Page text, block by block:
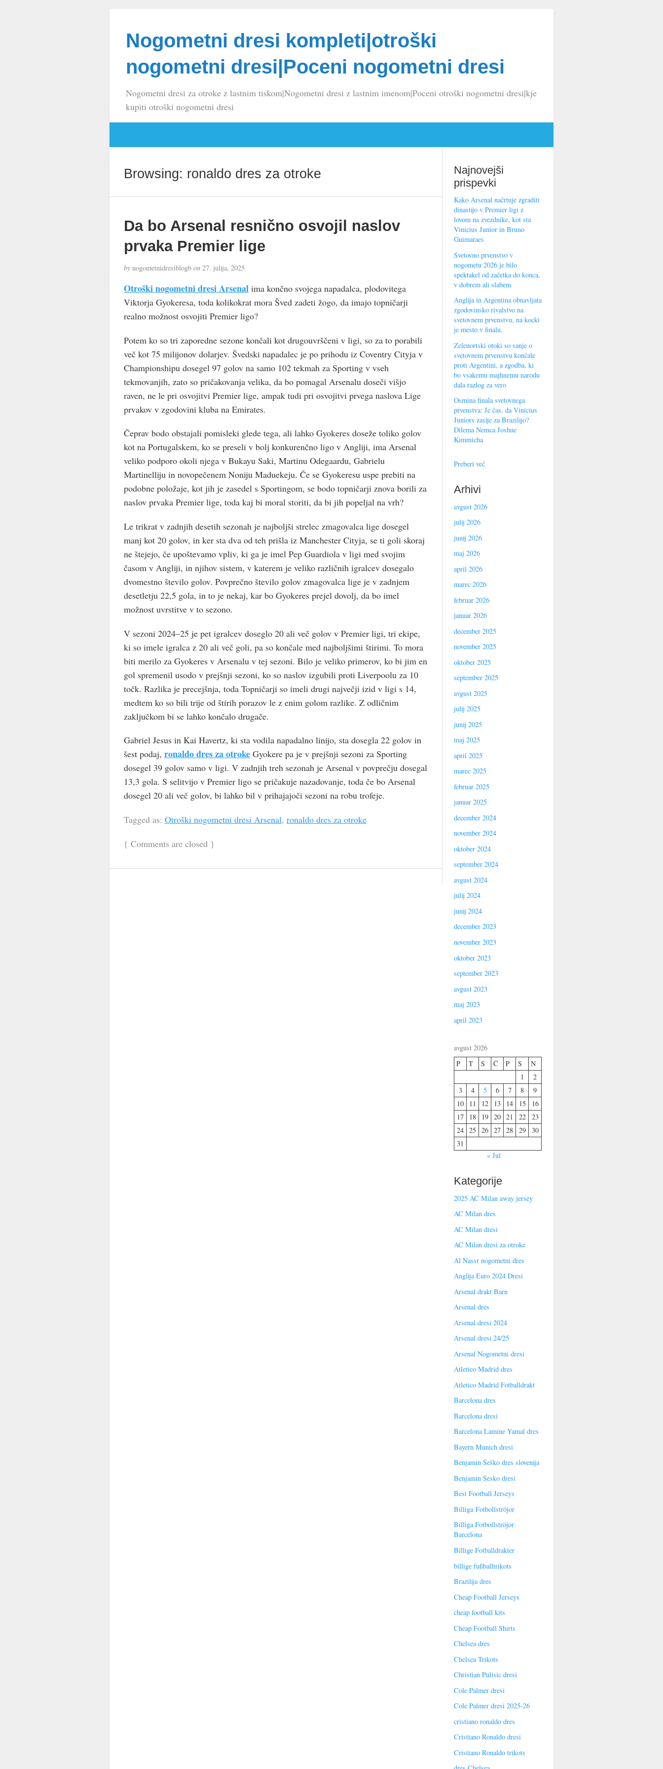
Nogometni dresi kompleti|otroški
nogometni dresi|Poceni nogometni dresi
Nogometni dresi za otroke z lastnim tiskom|Nogometni dresi z lastnim imenom|Poceni otroški nogometni dresi|kje
kupiti otroški nogometni dresi
Browsing: ronaldo dres za otroke
Da bo Arsenal resnično osvojil naslov
prvaka Premier lige
bynogometnidresiblogb on27. julija, 2025
Otroški nogometni dresi Arsenalima končno svojega napadalca, plodovitega
Viktorja Gyokeresa, toda kolikokrat mora Šved zadeti žogo, da imajo topničarji
realno možnost osvojiti Premier ligo?
Potem ko so tri zaporedne sezone končali kot drugouvrščeni v ligi, so za to porabili
več kot 75 milijonov dolarjev. Švedski napadalec je po prihodu iz Coventry Cityja v
Championshipu dosegel 97 golov na samo 102 tekmah za Sporting v vseh
tekmovanjih, zato so pričakovanja velika, da bo pomagal Arsenalu doseči višjo
raven, ne le pri osvojitvi Premier lige, ampak tudi pri osvojitvi prvega naslova Lige
prvakov v zgodovini kluba na Emirates.
Čeprav bodo obstajali pomisleki glede tega, ali lahko Gyokeres doseže toliko golov
kot na Portugalskem, ko se preseli v bolj konkurenčno ligo v Angliji, ima Arsenal
veliko podporo okoli njega v Bukayu Saki, Martinu Odegaardu, Gabrielu
Martinelliju in novopečenem Noniju Maduekeju. Če se Gyokeresu uspe prebiti na
podobne položaje, kot jih je zasedel s Sportingom, se bodo topničarji znova borili za
naslov prvaka Premier lige, toda kaj bi moral storiti, da bi jih popeljal na vrh?
Le trikrat v zadnjih desetih sezonah je najboljši strelec zmagovalca lige dosegel
manj kot 20 golov, in ker sta dva od teh prišla iz Manchester Cityja, se ti goli skoraj
ne štejejo, če upoštevamo vpliv, ki ga je imel Pep Guardiola v ligi med svojim
časom v Angliji, in njihov sistem, v katerem je veliko različnih igralcev dosegalo
dvomestno število golov. Povprečno število golov zmagovalca lige je v zadnjem
desetletju 22,5 gola, in to je nekaj, kar bo Gyokeres prejel dovolj, da bo imel
možnost uvrstitve v to sezono.
V sezoni 2024–25 je pet igralcev doseglo 20 ali več golov v Premier ligi, tri ekipe,
ki so imele igralca z 20 ali več goli, pa so končale med najboljšimi štirimi. To mora
biti merilo za Gyokeres v Arsenalu v tej sezoni. Bilo je veliko primerov, ko bi jim en
gol spremenil usodo v prejšnji sezoni, ko so naslov izgubili proti Liverpoolu za 10
točk. Razlika je precejšnja, toda Topničarji so imeli drugi največji izid v ligi s 14,
medtem ko so bili trije od štirih porazov le z enim golom razlike. Z odličnim
zaključkom bi se lahko končalo drugače.
Gabriel Jesus in Kai Havertz, ki sta vodila napadalno linijo, sta dosegla 22 golov in
šest podaj, ronaldo dres za otrokeGyokere pa je v prejšnji sezoni za Sporting
dosegel 39 golov samo v ligi. V zadnjih treh sezonah je Arsenal v povprečju dosegal
13,3 gola. S selitvijo v Premier ligo se pričakuje nazadovanje, toda če bo Arsenal
dosegel 20 ali več golov, bi lahko bil v prihajajoči sezoni na robu trofeje.
Tagged as: Otroški nogometni dresi Arsenal, ronaldo dres za otroke
{ Comments are closed}
Najnovejši
prispevki
Kako Arsenal načrtuje zgraditi
dinastijo v Premier ligi z
lovom na zvezdnike, kot sta
Vinicius Junior in Bruno
Guimaraes
Svetovno prvenstvo v
nogometu 2026 je bilo
spektakel od začetka do konca,
v dobrem ali slabem
Anglija in Argentina obnavljata
zgodovinsko rivalstvo na
svetovnem prvenstvu, na kocki
je mesto v finalu.
Zelenortski otoki so sanje o
svetovnem prvenstvu končale
proti Argentini, a zgodba, ki
bo vsakemu majhnemu narodu
dala razlog za vero
Osmina finala svetovnega
prvenstva: Je čas, da Vinicius
Juniors zasije za Brazilijo?
Dilema Nemca Joshue
Kimmicha
Preberi več
Arhivi
avgust 2026
julij 2026
junij 2026
maj 2026
april 2026
marec 2026
februar 2026
januar 2026
december 2025
november 2025
oktober 2025
september 2025
avgust 2025
julij 2025
junij 2025
maj 2025
april 2025
marec 2025
februar 2025
januar 2025
december 2024
november 2024
oktober 2024
september 2024
avgust 2024
julij 2024
junij 2024
december 2023
november 2023
oktober 2023
september 2023
avgust 2023
maj 2023
april 2023
avgust 2026
P
T S Č P S
N
1
2
3
4 5 6 7 8
9
10
11 12 13 14 15
16
17
18 19 20 21 22
23
24 25 26 27 28 29
30
31
« Jul
Kategorije
2025 AC Milan away jersey
AC Milan dres
AC Milan dresi
AC Milan dresi za otroke
Al Nassr nogometni dres
Anglija Euro 2024 Dresi
Arsenal drakt Barn
Arsenal dres
Arsenal dresi 2024
Arsenal dresi 24/25
Arsenal Nogometni dresi
Atletico Madrid dres
Atletico Madrid Fotballdrakt
Barcelona dres
Barcelona dresi
Barcelona Lamine Yamal dres
Bayern Munich dresi
Benjamin Šeško dres slovenija
Benjamin Sesko dresi
Best Football Jerseys
Billiga Fotbollströjor
Billiga Fotbollströjor
Barcelona
Billige Fotballdrakter
billige fußballtrikots
Brazilija dres
Cheap Football Jerseys
cheap football kits
Cheap Football Shirts
Chelsea dres
Chelsea Trikots
Christian Pulisic dresi
Cole Palmer dresi
Cole Palmer dresi 2025-26
cristiano ronaldo dres
Cristiano Ronaldo dresi
Cristiano Ronaldo trikots